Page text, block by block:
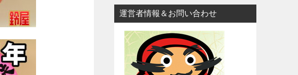
運営者情報＆お問い合わせ